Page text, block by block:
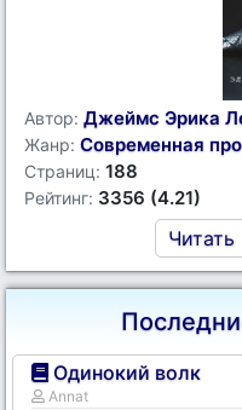
Автор: Джеймс Эрика
Жанр: Современная
Страниц: 188
Рейтинг: 3356 (4.21)
Читать
Одинокий волк
Annat